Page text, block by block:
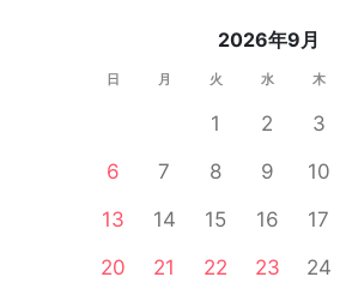
2026年9月
日 月 火 水 木
1 2 3
6
7 8 9 10
13
14 15 16 17
20
21 22 23 24